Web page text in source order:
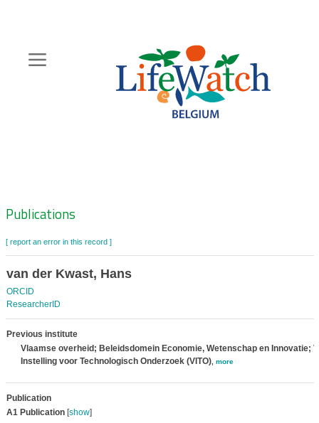
content
Zoeknavigatie
Publications
[ report an error in this record ]
van der Kwast, Hans
ORCID
ResearcherID
Previous institute
Vlaamse overheid; Beleidsdomein Economie, Wetenschap en Innovatie;
Instelling voor Technologisch Onderzoek (VITO), more
Publication
A1 Publication[show]